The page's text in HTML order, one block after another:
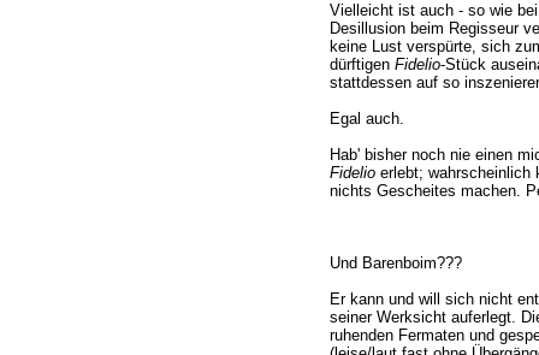
Vielleicht ist auch - so wie
Desillusion beim Regisseur
keine Lust verspürte, sich
dürftigen Fidelio-Stück
stattdessen auf so
Egal auch.
Hab' bisher noch nie einen
Fidelioerlebt; wahrscheinlich
nichts Gescheites machen.
Und Barenboim???
Er kann und will sich nicht
seiner Werksicht auferlegt.
ruhenden Fermaten und